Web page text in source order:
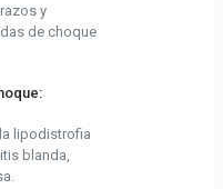
y
de choque
lipodistrofia
blanda,